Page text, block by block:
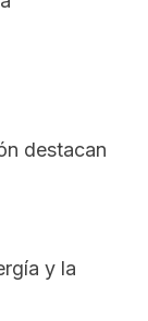
destacan
y la